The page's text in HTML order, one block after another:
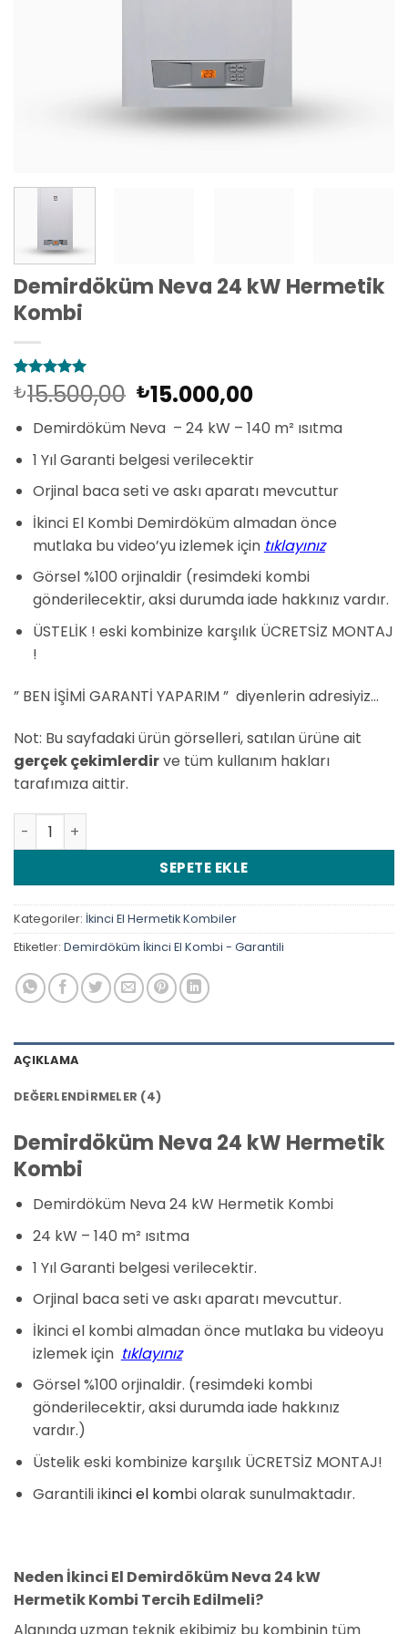
Demirdöküm Neva 24 kW Hermetik
Kombi
4
müşteri
puanına
5 üzerinden
₺15.500,00 Orijinal
fiyat:
₺15.500,00.
₺15.000,00Şu
andaki
fiyat:
₺15.000,00.
Demirdöküm Neva – 24 kW – 140 m² ısıtma
1 Yıl Garanti belgesi verilecektir
Orjinal baca seti ve askı aparatı mevcuttur
İkinci El Kombi Demirdöküm almadan önce
mutlaka bu video’yu izlemek için tıklayınız
Görsel %100 orjinaldir (resimdeki kombi
gönderilecektir, aksi durumda iade hakkınız vardır.
ÜSTELİK ! eski kombinize karşılık ÜCRETSİZ MONTAJ
!
” BEN İŞİMİ GARANTİ YAPARIM ” diyenlerin adresiyiz…
Not: Bu sayfadaki ürün görselleri, satılan ürüne ait
gerçek çekimlerdirve tüm kullanım hakları
tarafımıza aittir.
Demirdöküm Neva 24 kW Hermetik Kombi adet
SEPETE EKLE
Kategoriler: İkinci El Hermetik Kombiler
Etiketler: Demirdöküm İkinci El Kombi - Garantili
AÇIKLAMA
DEĞERLENDIRMELER (4)
Demirdöküm Neva 24 kW Hermetik
Kombi
Demirdöküm Neva 24 kW Hermetik Kombi
24 kW – 140 m² ısıtma
1 Yıl Garanti belgesi verilecektir.
Orjinal baca seti ve askı aparatı mevcuttur.
İkinci el kombi almadan önce mutlaka bu videoyu
izlemek için tıklayınız
Görsel %100 orjinaldir. (resimdeki kombi
gönderilecektir, aksi durumda iade hakkınız
vardır.)
Üstelik eski kombinize karşılık ÜCRETSİZ MONTAJ!
Garantili ikinci el kombi olarak sunulmaktadır.
Neden İkinci El Demirdöküm Neva 24 kW
Hermetik Kombi Tercih Edilmeli?